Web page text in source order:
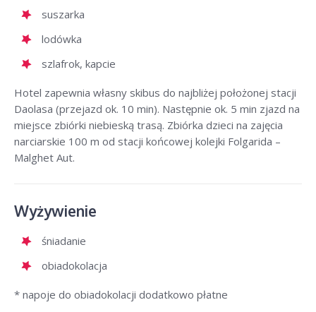
suszarka
lodówka
szlafrok, kapcie
Hotel zapewnia własny skibus do najbliżej położonej stacji
Daolasa (przejazd ok. 10 min). Następnie ok. 5 min zjazd na
miejsce zbiórki niebieską trasą. Zbiórka dzieci na zajęcia
narciarskie 100 m od stacji końcowej kolejki Folgarida –
Malghet Aut.
Wyżywienie
śniadanie
obiadokolacja
* napoje do obiadokolacji dodatkowo płatne